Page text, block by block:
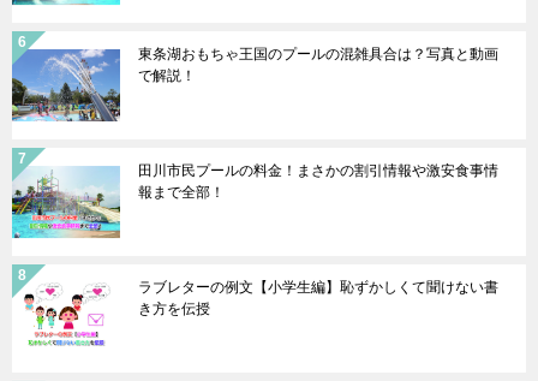
東条湖おもちゃ王国のプールの混雑具合は？写真と動画
で解説！
田川市民プールの料金！まさかの割引情報や激安食事情
報まで全部！
ラブレターの例文【小学生編】恥ずかしくて聞けない書
き方を伝授